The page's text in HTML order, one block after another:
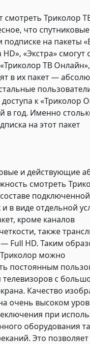
смотреть Триколор
что спутниковые
на пакеты
«Экстра» смогут
ТВ Онлайн»,
в их пакет —
к «Триколор
в год. Именно
на этот пакет
и действующие
смотреть
подключенной
в виде отдельной
кроме каналов
также
Full HD. Таким
можно
постоянным
телевизоров с
Качество
очень высоком
при
оборудования
Это позволяет